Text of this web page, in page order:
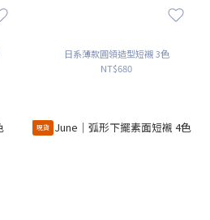
日系薄款圓領造型短襯 3色
NT$680
現貨